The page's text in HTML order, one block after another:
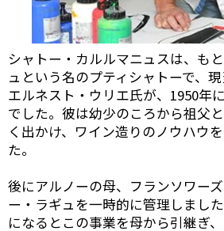
シャトー・カルルマニュスは、も
ュという名のプティシャトーで、
エルネスト・ウリエ氏が、1950年
でした。彼は幼少のころから祖父
く出かけ、ワイン造りのノウハウ
た。
後にアルノーの母、フランソワー
ー・ラギュを一時的に管理しまし
になるとこの事業を母から引継ぎ